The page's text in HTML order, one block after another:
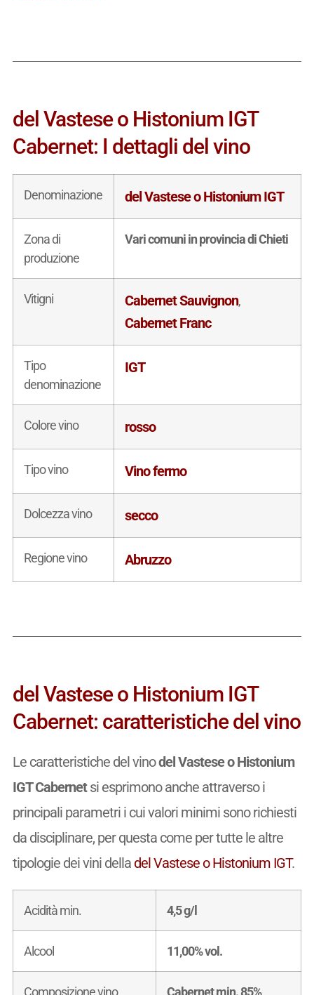
del Vastese o Histonium IGT
Cabernet: I dettagli del vino
Denominazione del Vastese o Histonium IGT
Zona di
produzione
Vari comuni in provincia di Chieti
Vitigni Cabernet Sauvignon,
Cabernet Franc
Tipo
denominazione
IGT
Colore vino rosso
Tipo vino Vino fermo
Dolcezza vino secco
Regione vino Abruzzo
del Vastese o Histonium IGT
Cabernet: caratteristiche del vino
Le caratteristiche del vinodel Vastese o Histonium
IGT Cabernetsi esprimono anche attraverso i
principali parametri i cui valori minimi sono richiesti
da disciplinare, per questa come per tutte le altre
tipologie dei vini della del Vastese o Histonium IGT.
Acidità min. 4,5 g/l
Alcool 11,00% vol.
Composizione vino Cabernet min. 85%